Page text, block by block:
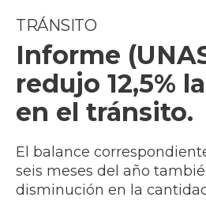
TRÁNSITO
Informe
redujo 12,5%
en el tránsito.
El balance
seis meses del año
disminución en la